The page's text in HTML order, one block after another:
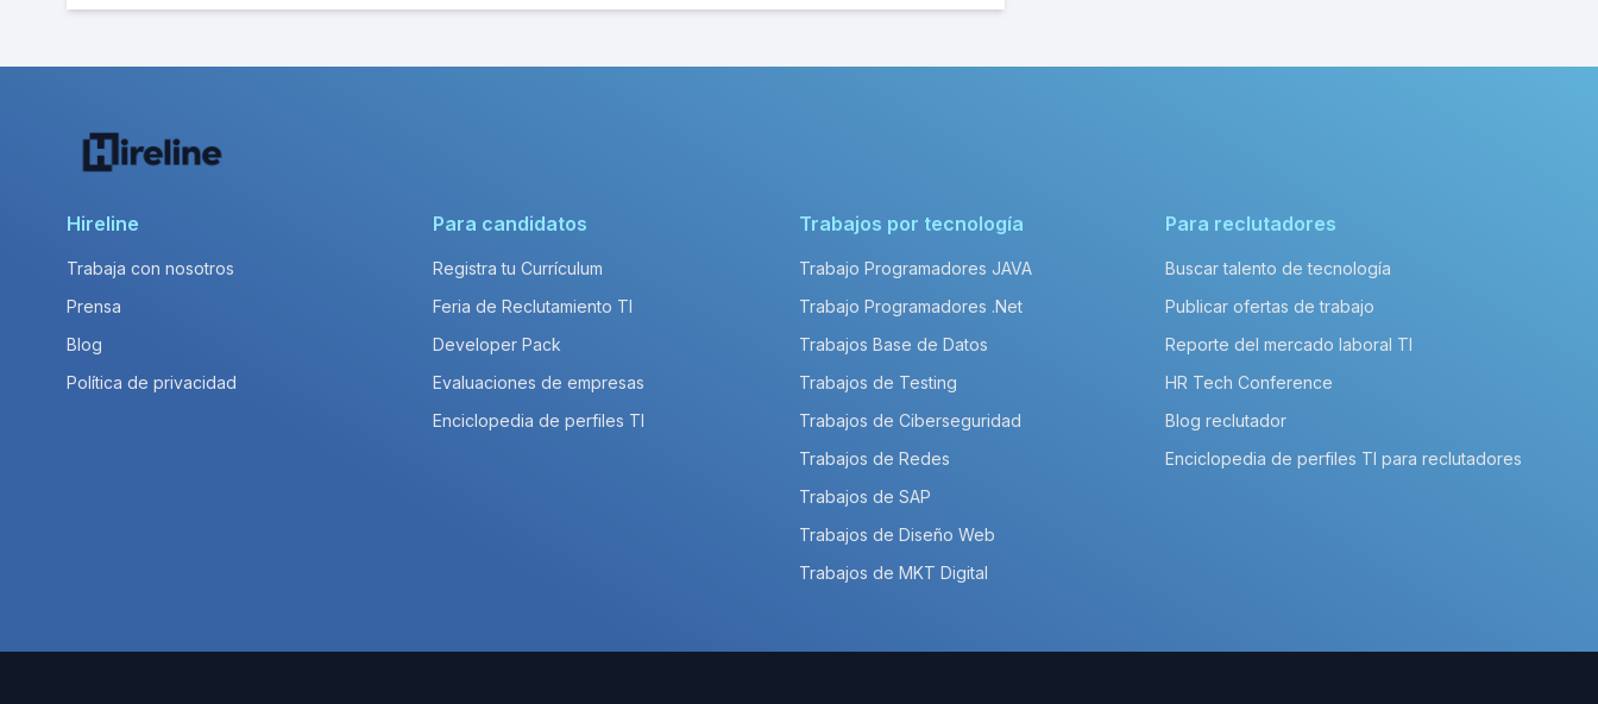
Hireline
Trabaja con nosotros
Prensa
Blog
Política de privacidad
Para candidatos
Registra tu Currículum
Feria de Reclutamiento TI
Developer Pack
Evaluaciones de empresas
Enciclopedia de perfiles TI
Trabajos por tecnología
Trabajo Programadores JAVA
Trabajo Programadores .Net
Trabajos Base de Datos
Trabajos de Testing
Trabajos de Ciberseguridad
Trabajos de Redes
Trabajos de SAP
Trabajos de Diseño Web
Trabajos de MKT Digital
Para reclutadores
Buscar talento de tecnología
Publicar ofertas de trabajo
Reporte del mercado laboral TI
HR Tech Conference
Blog reclutador
Enciclopedia de perfiles TI para reclutadores